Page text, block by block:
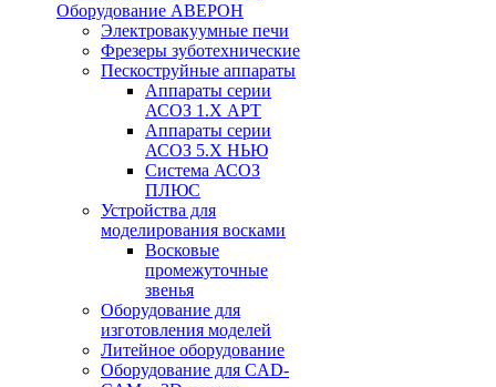
Оборудование АВЕРОН
Электровакуумные печи
Фрезеры зуботехнические
Пескоструйные аппараты
Аппараты серии
АСОЗ 1.Х АРТ
Аппараты серии
АСОЗ 5.Х НЬЮ
Система АСОЗ
ПЛЮС
Устройства для
моделирования восками
Восковые
промежуточные
звенья
Оборудование для
изготовления моделей
Литейное оборудование
Оборудование для CAD-